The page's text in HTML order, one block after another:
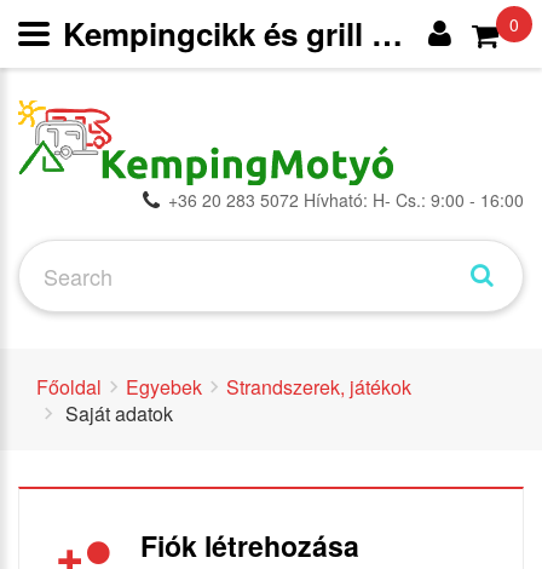
+36 20 283 5072 Hívható: H- Cs.: 9:00 - 16:00
0
Főoldal Egyebek
Strandszerek, játékok
Saját adatok
Fiók létrehozása
Kempingcikk és grill webáruház